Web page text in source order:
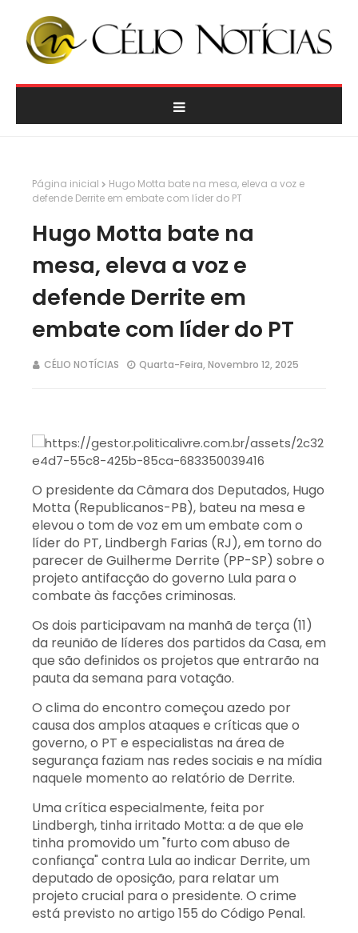
Página inicial
Hugo Motta bate na mesa, eleva a voz e
defende Derrite em embate com líder do PT
Hugo Motta bate na
mesa, eleva a voz e
defende Derrite em
embate com líder do PT
CÉLIO NOTÍCIAS Quarta-Feira, Novembro 12, 2025
O presidente da Câmara dos Deputados, Hugo
Motta (Republicanos-PB), bateu na mesa e
elevou o tom de voz em um embate com o
líder do PT, Lindbergh Farias (RJ), em torno do
parecer de Guilherme Derrite (PP-SP) sobre o
projeto antifacção do governo Lula para o
combate às facções criminosas.
Os dois participavam na manhã de terça (11)
da reunião de líderes dos partidos da Casa, em
que são definidos os projetos que entrarão na
pauta da semana para votação.
O clima do encontro começou azedo por
causa dos amplos ataques e críticas que o
governo, o PT e especialistas na área de
segurança faziam nas redes sociais e na mídia
naquele momento ao relatório de Derrite.
Uma crítica especialmente, feita por
Lindbergh, tinha irritado Motta: a de que ele
tinha promovido um "furto com abuso de
confiança" contra Lula ao indicar Derrite, um
deputado de oposição, para relatar um
projeto crucial para o presidente. O crime
está previsto no artigo 155 do Código Penal.